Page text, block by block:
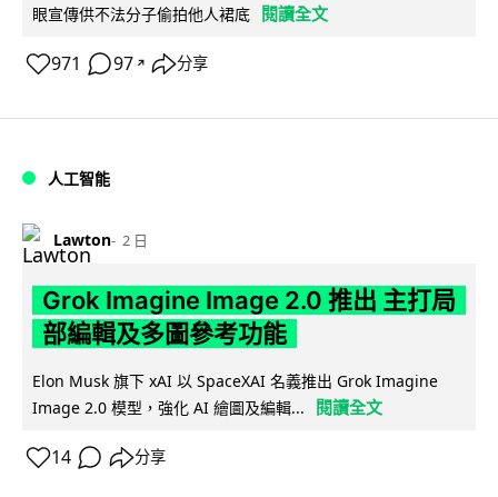
眼宣傳供不法分子偷拍他人裙底 閱讀全文
971 97 ↗ 分享
人工智能
Lawton 2 日
Grok Imagine Image 2.0 推出 主打局
部編輯及多圖參考功能
Elon Musk 旗下 xAI 以 SpaceXAI 名義推出 Grok Imagine
Image 2.0 模型，強化 AI 繪圖及編輯...
閱讀全文
14 分享